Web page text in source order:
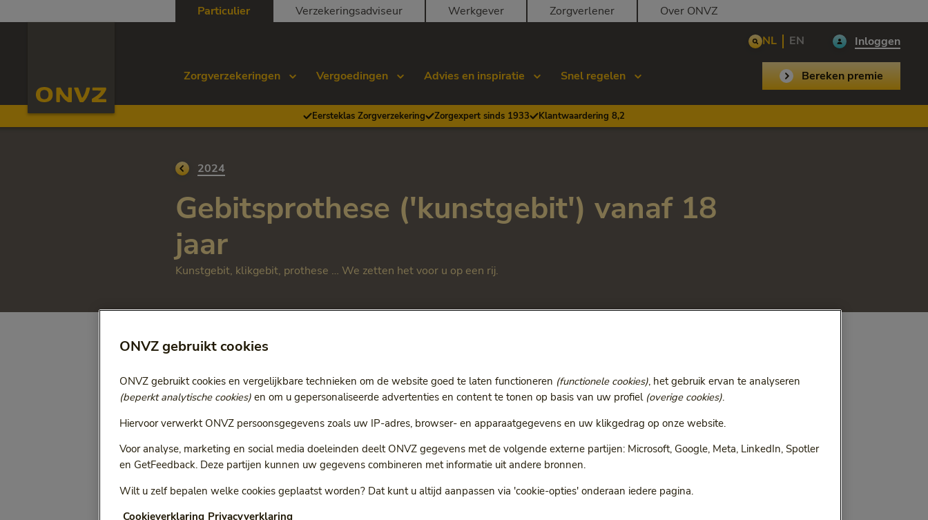
Particulier Verzekeringsadviseur Werkgever Zorgverlener
Over ONVZ
NL EN Inloggen
Zorgverzekeringen Vergoedingen Advies en inspiratie Snel regelen Bereken premie
Eersteklas Zorgverzekering Zorgexpert sinds 1933 Klantwaardering 8,2
Ga terug naar
2024
Gebitsprothese ('kunstgebit') vanaf 18
jaar
Kunstgebit, klikgebit, prothese … We zetten het voor u op een rij.
Selecteer jaar
Vergoeding voor:
Bij het kiezen van een optie volgt een doorgestuurde link.
ONVZ Vrije Keuze ONVZ Bewuste Keuze
ONVZ gebruikt cookies
ONVZ gebruikt cookies en vergelijkbare technieken om de website goed te laten functioneren (functionele cookies), het gebruik ervan te analyseren
(beperkt analytische cookies) en om u gepersonaliseerde advertenties en content te tonen op basis van uw profiel (overige cookies).
Hiervoor verwerkt ONVZ persoonsgegevens zoals uw IP-adres, browser- en apparaatgegevens en uw klikgedrag op onze website.
Voor analyse, marketing en social media doeleinden deelt ONVZ gegevens met de volgende externe partijen: Microsoft, Google, Meta, LinkedIn, Spotler
en GetFeedback. Deze partijen kunnen uw gegevens combineren met informatie uit andere bronnen.
Wilt u zelf bepalen welke cookies geplaatst worden? Dat kunt u altijd aanpassen via 'cookie-opties' onderaan iedere pagina.
Cookieverklaring Privacyverklaring